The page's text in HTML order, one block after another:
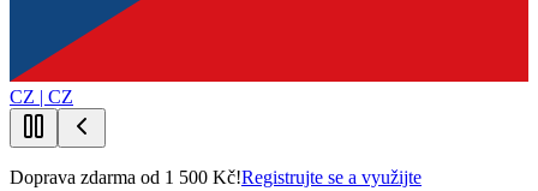
CZ | CZ
Doprava zdarma od 1 500 Kč!Registrujte se a využijte